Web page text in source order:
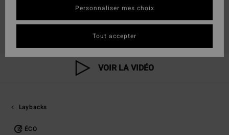
VOIR LA VIDÉO
Laybacks
ÉCO
Personnaliser mes choix
Tout accepter